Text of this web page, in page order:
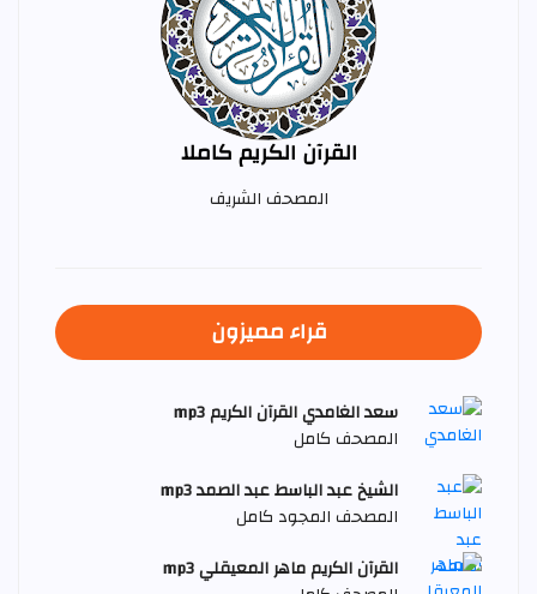
القرآن الكريم كاملا
المصحف الشريف
قراء مميزون
سعد الغامدي القرآن الكريم mp3
المصحف كامل
الشيخ عبد الباسط عبد الصمد mp3
المصحف المجود كامل
القرآن الكريم ماهر المعيقلي mp3